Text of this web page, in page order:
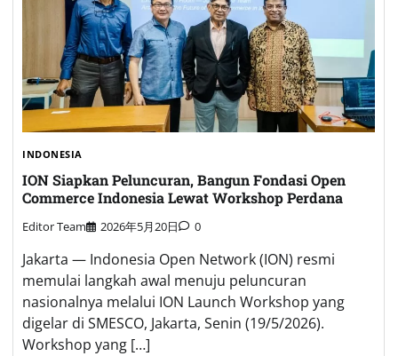
INDONESIA
ION Siapkan Peluncuran, Bangun Fondasi Open
Commerce Indonesia Lewat Workshop Perdana
Editor Team 2026年5月20日 0
Jakarta — Indonesia Open Network (ION) resmi
memulai langkah awal menuju peluncuran
nasionalnya melalui ION Launch Workshop yang
digelar di SMESCO, Jakarta, Senin (19/5/2026).
Workshop yang […]